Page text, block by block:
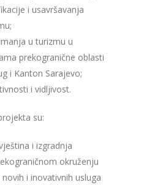
i usavršavanja
u turizmu u
prekogranične oblasti
i Kanton Sarajevo;
i vidljivost.
su:
i izgradnja
okruženju
i inovativnih usluga